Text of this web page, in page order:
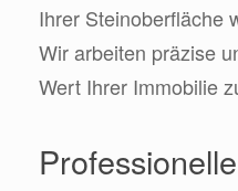
Ihrer Steinoberfläche
Wir arbeiten präzise
Wert Ihrer Immobilie